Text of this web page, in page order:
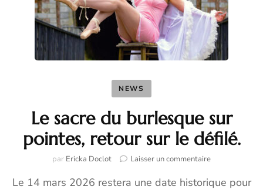
NEWS
Le sacre du burlesque sur
pointes, retour sur le défilé.
par Ericka Doclot Laisser un commentairesur
sacre
Le 14 mars 2026 restera une date historique pour